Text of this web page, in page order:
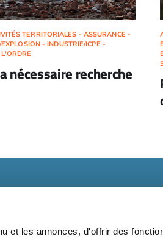
et les annonces, d'offrir des
TERRITORIALES - ASSURANCE -
- INDUSTRIE/ICPE -
nécessaire recherche